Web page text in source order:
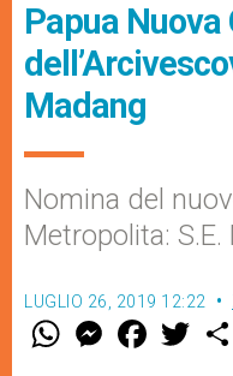
Papua Nuova
Madang
Nomina del
Metropolita: S.E.
LUGLIO 26, 2019 12:22
W M
e
F
a w